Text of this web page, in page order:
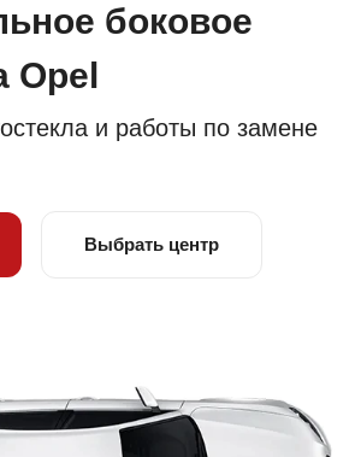
боковое
Opel
и работы по замене
Выбрать центр